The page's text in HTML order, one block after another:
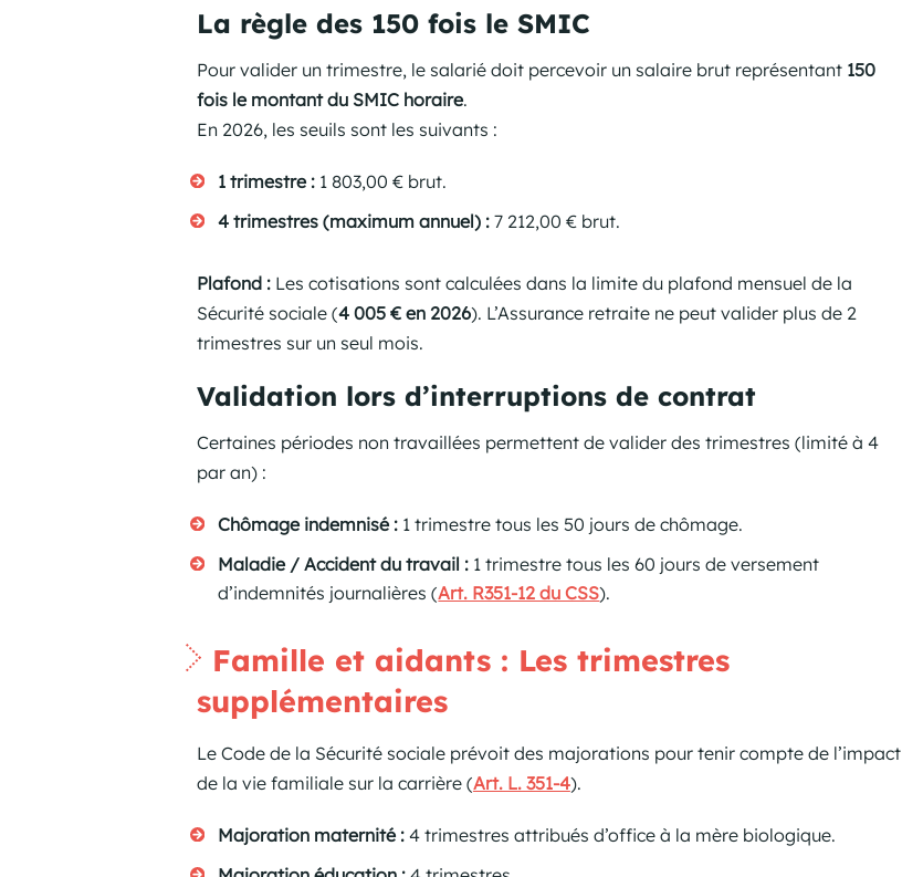
La règle des 150 fois le SMIC
Pour valider un trimestre, le salarié doit percevoir un salaire brut représentant 150
fois le montant du SMIC horaire.
En 2026, les seuils sont les suivants :
1 trimestre : 1 803,00 € brut.
4 trimestres (maximum annuel) : 7 212,00 € brut.
Plafond :Les cotisations sont calculées dans la limite du plafond mensuel de la
Sécurité sociale (4 005 € en 2026). L’Assurance retraite ne peut valider plus de 2
trimestres sur un seul mois.
Validation lors d’interruptions de contrat
Certaines périodes non travaillées permettent de valider des trimestres (limité à 4
par an) :
Chômage indemnisé : 1 trimestre tous les 50 jours de chômage.
Maladie / Accident du travail : 1 trimestre tous les 60 jours de versement
d’indemnités journalières (Art. R351-12 du CSS).
Famille et aidants : Les trimestres
supplémentaires
Le Code de la Sécurité sociale prévoit des majorations pour tenir compte de l’impact
de la vie familiale sur la carrière (Art. L. 351-4).
Majoration maternité : 4 trimestres attribués d’office à la mère biologique.